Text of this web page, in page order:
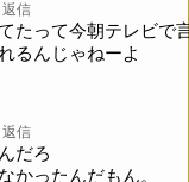
信
たって今朝テレビで
るんじゃねーよ
信
だろ
かったんだもん。